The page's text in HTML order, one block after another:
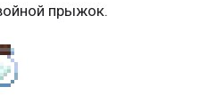
прыжок.